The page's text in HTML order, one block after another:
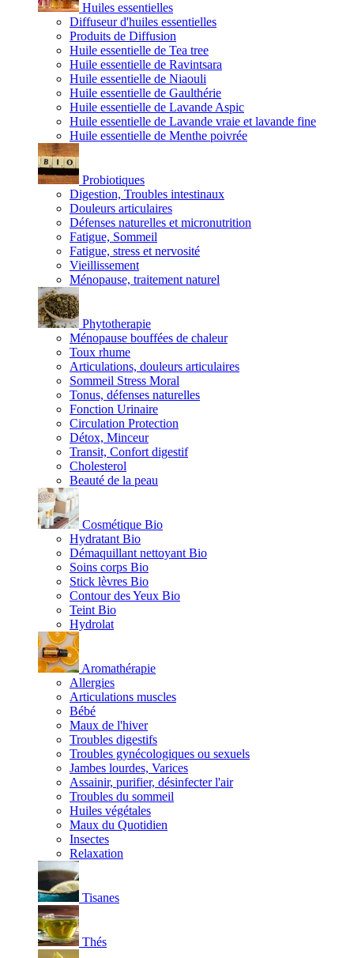
Huiles essentielles
Diffuseur d'huiles essentielles
Produits de Diffusion
Huile essentielle de Tea tree
Huile essentielle de Ravintsara
Huile essentielle de Niaouli
Huile essentielle de Gaulthérie
Huile essentielle de Lavande Aspic
Huile essentielle de Lavande vraie et lavande fine
Huile essentielle de Menthe poivrée
Probiotiques
Digestion, Troubles intestinaux
Douleurs articulaires
Défenses naturelles et micronutrition
Fatigue, Sommeil
Fatigue, stress et nervosité
Vieillissement
Ménopause, traitement naturel
Phytotherapie
Ménopause bouffées de chaleur
Toux rhume
Articulations, douleurs articulaires
Sommeil Stress Moral
Tonus, défenses naturelles
Fonction Urinaire
Circulation Protection
Détox, Minceur
Transit, Confort digestif
Cholesterol
Beauté de la peau
Cosmétique Bio
Hydratant Bio
Démaquillant nettoyant Bio
Soins corps Bio
Stick lèvres Bio
Contour des Yeux Bio
Teint Bio
Hydrolat
Aromathérapie
Allergies
Articulations muscles
Bébé
Maux de l'hiver
Troubles digestifs
Troubles gynécologiques ou sexuels
Jambes lourdes, Varices
Assainir, purifier, désinfecter l'air
Troubles du sommeil
Huiles végétales
Maux du Quotidien
Insectes
Relaxation
Tisanes
Thés